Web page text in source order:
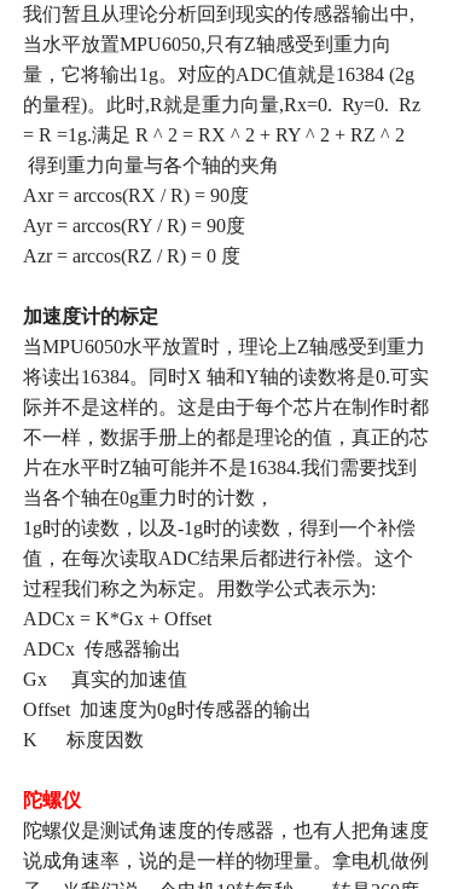
我们暂且从理论分析回到现实的传感器输出中,
当水平放置MPU6050, 只有Z轴感受到重力向
量，它将输出1g。对应的ADC值就是16384 (2g
的量程)。此时,R就是重力向量,Rx=0. Ry=0. Rz
= R =1g.满足 R ^ 2 = RX ^ 2 + RY ^ 2 + RZ ^ 2
得到重力向量与各个轴的夹角
Axr = arccos(RX / R) = 90度
Ayr = arccos(RY / R) = 90度
Azr = arccos(RZ / R) = 0 度
加速度计的标定
当MPU6050水平放置时，理论上Z轴感受到重力
将读出16384。同时X轴和Y轴的读数将是0.可实
际并不是这样的。这是由于每个芯片在制作时都
不一样，数据手册上的都是理论的值，真正的芯
片在水平时Z轴可能并不是16384.我们需要找到
当各个轴在0g重力时的计数，
1g时的读数，以及-1g时的读数，得到一个补偿
值，在每次读取ADC结果后都进行补偿。这个
过程我们称之为标定。用数学公式表示为:
ADCx = K*Gx + Offset
ADCx传感器输出
Gx真实的加速值
Offset 加速度为0g时传感器的输出
K标度因数
陀螺仪
陀螺仪是测试角速度的传感器，也有人把角速度
说成角速率，说的是一样的物理量。拿电机做例